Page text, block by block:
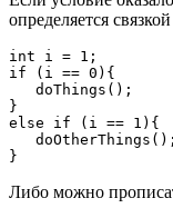
определяется
int i = 1;
if (i == 0){
   doThings();
}
else if (i == 1){
}
Либо можно